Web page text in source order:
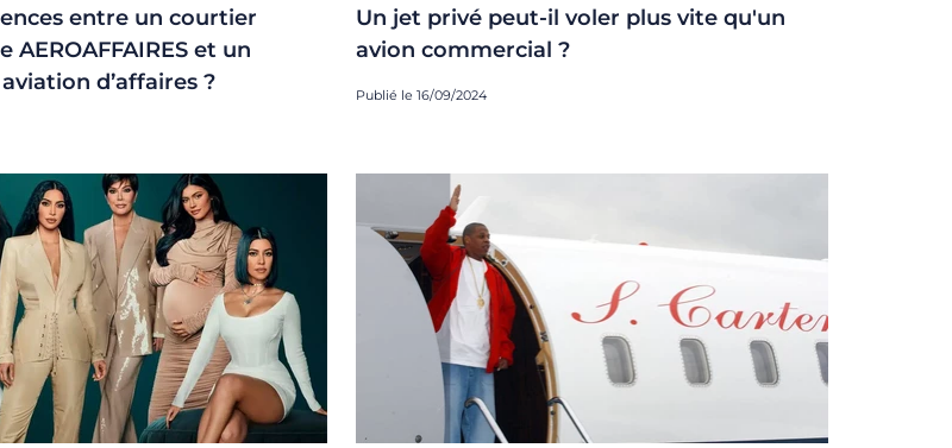
entre un courtier
AEROAFFAIRES et un
d’affaires ?
Un jet privé peut-il voler plus vite qu'un
avion commercial ?
Publié le 16/09/2024